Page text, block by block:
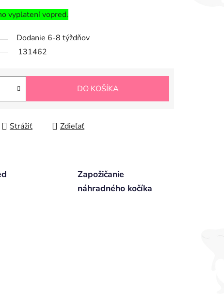
vyplatení vopred.
Dodanie 6-8 týždňov
131462
DO KOŠÍKA
Strážiť Zdieľať
Zapožičanie
náhradného kočíka